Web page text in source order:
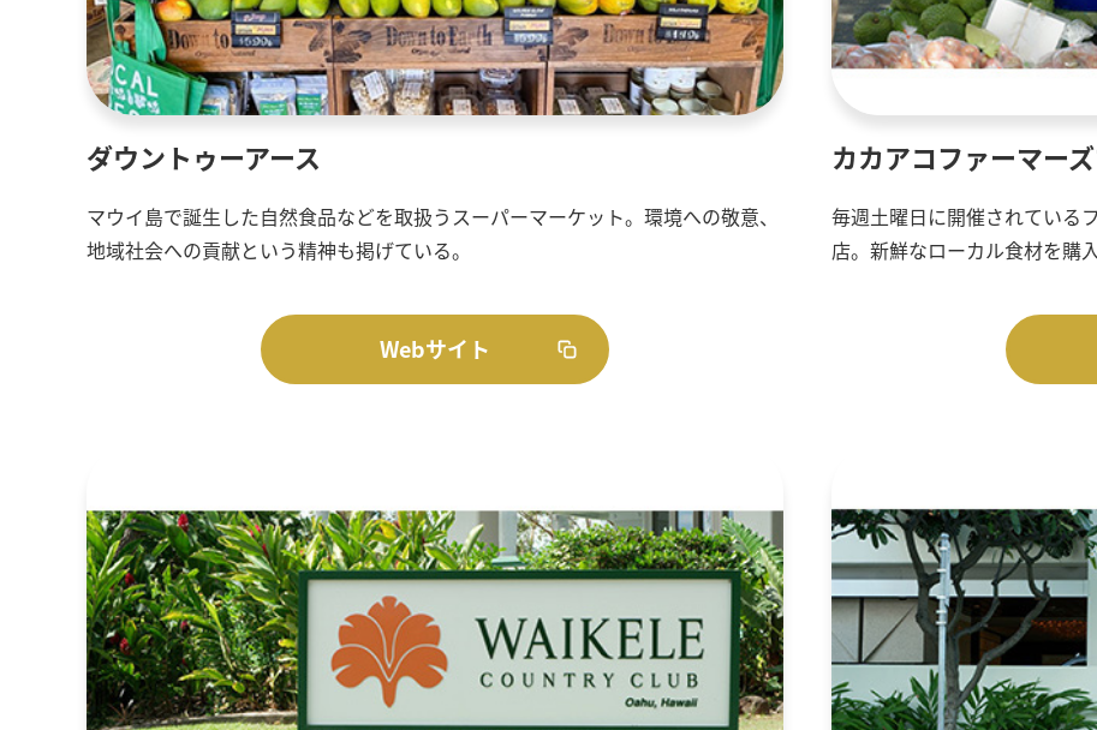
ダウントゥーアース
マウイ島で誕生した自然食品などを取扱うスーパーマーケット。環境への敬意、
地域社会への貢献という精神も掲げている。
Webサイト
カカアコファーマー
毎週土曜日に開催されている
店。新鮮なローカル食材を購